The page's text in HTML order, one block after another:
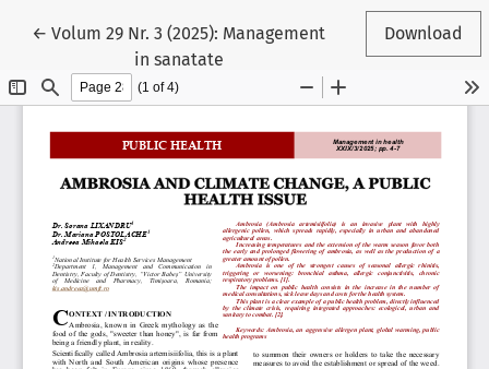
←Reveniți la detaliile articolului
Volum 29 Nr. 3 (2025): Management
in sanatate
Download